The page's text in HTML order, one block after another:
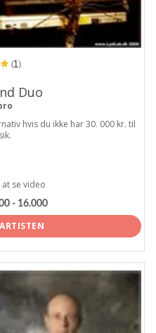
(1)
Duo
hvis du ikke har 30. 000 kr. til
at se video
- 16.000